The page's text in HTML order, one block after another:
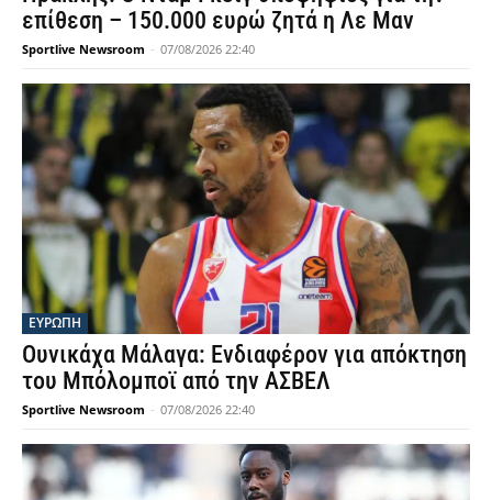
επίθεση – 150.000 ευρώ ζητά η Λε Μαν
Sportlive Newsroom - 07/08/2026 22:40
ΕΥΡΩΠΗ
Ουνικάχα Μάλαγα: Ενδιαφέρον για απόκτηση
του Μπόλομποϊ από την ΑΣΒΕΛ
Sportlive Newsroom - 07/08/2026 22:40